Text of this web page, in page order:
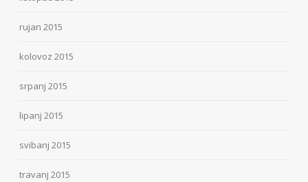
rujan 2015
kolovoz 2015
srpanj 2015
lipanj 2015
svibanj 2015
travanj 2015